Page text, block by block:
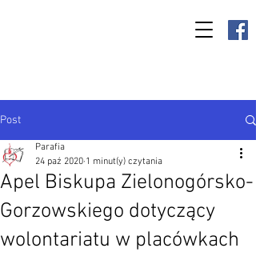
Post
Apel Biskupa Zielonogórsko-
Gorzowskiego dotyczący
wolontariatu w placówkach
Parafia
24 paź 2020 1 minut(y) czytania